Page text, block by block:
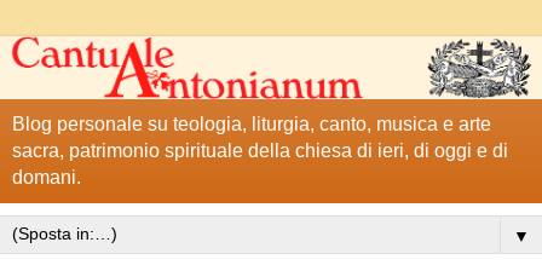
Blog personale su teologia, liturgia, canto, musica e arte
sacra, patrimonio spirituale della chiesa di ieri, di oggi e di
domani.
▼